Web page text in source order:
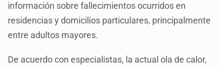
información sobre fallecimientos ocurridos en
residencias y domicilios particulares, principalmente
entre adultos mayores.
De acuerdo con especialistas, la actual ola de calor,